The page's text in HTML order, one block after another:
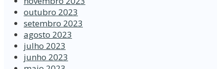
outubro 2023
setembro 2023
agosto 2023
julho 2023
junho 2023